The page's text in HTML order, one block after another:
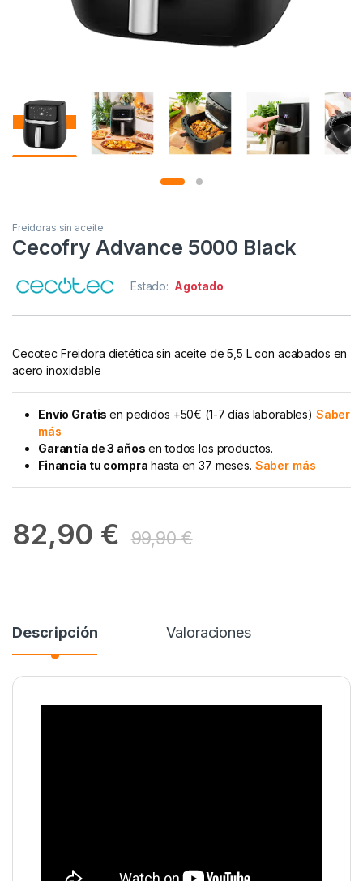
Freidoras sin aceite
Cecofry Advance 5000 Black
Estado: Agotado
Cecotec Freidora dietética sin aceite de 5,5 L con acabados en
acero inoxidable
Envío Gratisen pedidos +50€ (1-7 días laborables) Saber
más
Garantía de 3 años en todos los productos.
Financia tu compra hasta en 37 meses. Saber más
82,90 € 99,90€
Descripción Valoraciones